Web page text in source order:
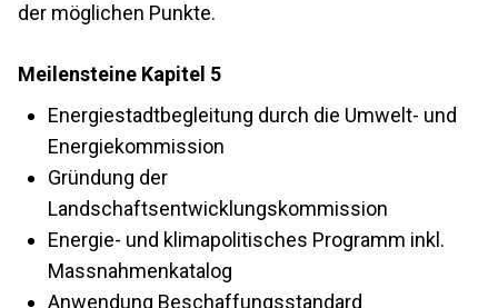
der möglichen Punkte.
Meilensteine Kapitel 5
Energiestadtbegleitung durch die Umwelt- und
Energiekommission
Gründung der
Landschaftsentwicklungskommission
Energie- und klimapolitisches Programm inkl.
Massnahmenkatalog
Anwendung Beschaffungsstandard